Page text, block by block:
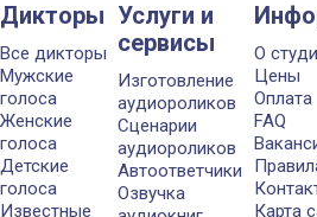
Дикторы
Все дикторы
Мужские
голоса
Женские
голоса
Детские
голоса
Известные
Услуги и
сервисы
Изготовление
аудиороликов
Сценарии
аудиороликов
Автоответчики
Озвучка
О
Цены
Оплата
FAQ
Карта